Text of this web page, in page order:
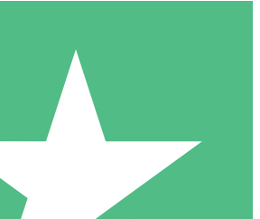
10 Downloads
20 00